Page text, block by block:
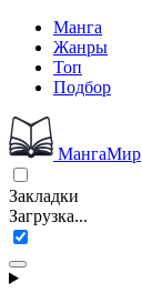
Манга
Жанры
Топ
Подбор
МангаМир
Закладки
Загрузка...